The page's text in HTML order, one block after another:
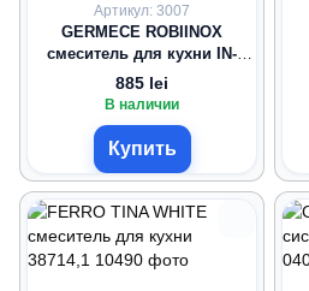
Артикул: 3007
GERMECE ROBIINOX
смеситель для кухни IN-
H3015A, чёрный
885 lei
В наличии
Купить